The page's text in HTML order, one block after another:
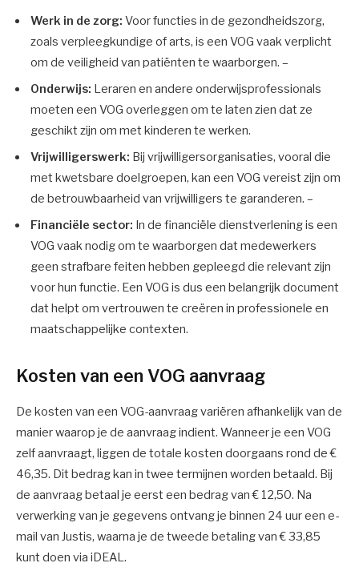
Werk in de zorg: Voor functies in de gezondheidszorg,
zoals verpleegkundige of arts, is een VOG vaak verplicht
om de veiligheid van patiënten te waarborgen. –
Onderwijs: Leraren en andere onderwijsprofessionals
moeten een VOG overleggen om te laten zien dat ze
geschikt zijn om met kinderen te werken.
Vrijwilligerswerk: Bij vrijwilligersorganisaties, vooral die
met kwetsbare doelgroepen, kan een VOG vereist zijn om
de betrouwbaarheid van vrijwilligers te garanderen. –
Financiële sector: In de financiële dienstverlening is een
VOG vaak nodig om te waarborgen dat medewerkers
geen strafbare feiten hebben gepleegd die relevant zijn
voor hun functie. Een VOG is dus een belangrijk document
dat helpt om vertrouwen te creëren in professionele en
maatschappelijke contexten.
Kosten van een VOG aanvraag
De kosten van een VOG-aanvraag variëren afhankelijk van de
manier waarop je de aanvraag indient. Wanneer je een VOG
zelf aanvraagt, liggen de totale kosten doorgaans rond de €
46,35. Dit bedrag kan in twee termijnen worden betaald. Bij
de aanvraag betaal je eerst een bedrag van € 12,50. Na
verwerking van je gegevens ontvang je binnen 24 uur een e-
mail van Justis, waarna je de tweede betaling van € 33,85
kunt doen via iDEAL.